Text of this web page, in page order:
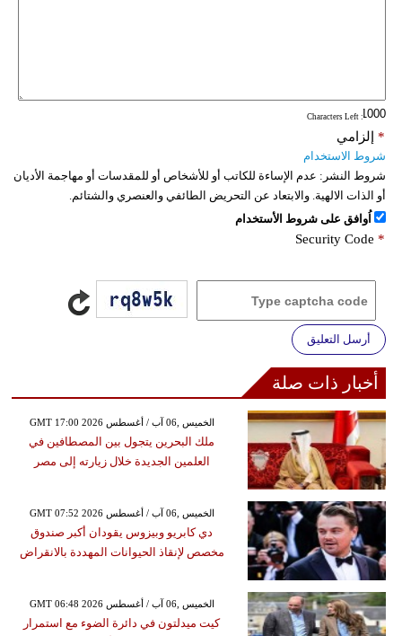
: Characters Left
إلزامي *
شروط الاستخدام
شروط النشر: عدم الإساءة للكاتب أو للأشخاص أو للمقدسات أو مهاجمة الأديان
أو الذات الالهية. والابتعاد عن التحريض الطائفي والعنصري والشتائم.
اُوافق على شروط الأستخدام
Security Code *
أرسل التعليق
أخبار ذات صلة
GMT 17:00 2026 الخميس ,06 آب / أغسطس
ملك البحرين يتجول بين المصطافين في
العلمين الجديدة خلال زيارته إلى مصر
GMT 07:52 2026 الخميس ,06 آب / أغسطس
دي كابريو وبيزوس يقودان أكبر صندوق
مخصص لإنقاذ الحيوانات المهددة بالانقراض
GMT 06:48 2026 الخميس ,06 آب / أغسطس
كيت ميدلتون في دائرة الضوء مع استمرار